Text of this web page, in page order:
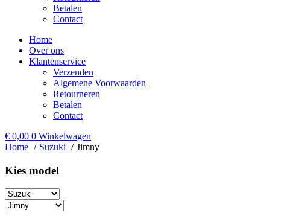
Betalen
Contact
Home
Over ons
Klantenservice
Verzenden
Algemene Voorwaarden
Retourneren
Betalen
Contact
€ 0,00 0 Winkelwagen
Home
Suzuki Jimny
Kies model​